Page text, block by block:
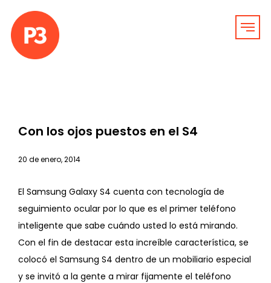
Con los ojos puestos en el S4
20 de enero, 2014
El Samsung Galaxy S4 cuenta con tecnología de
seguimiento ocular por lo que es el primer teléfono
inteligente que sabe cuándo usted lo está mirando.
Con el fin de destacar esta increíble característica, se
colocó el Samsung S4 dentro de un mobiliario especial
y se invitó a la gente a mirar fijamente el teléfono